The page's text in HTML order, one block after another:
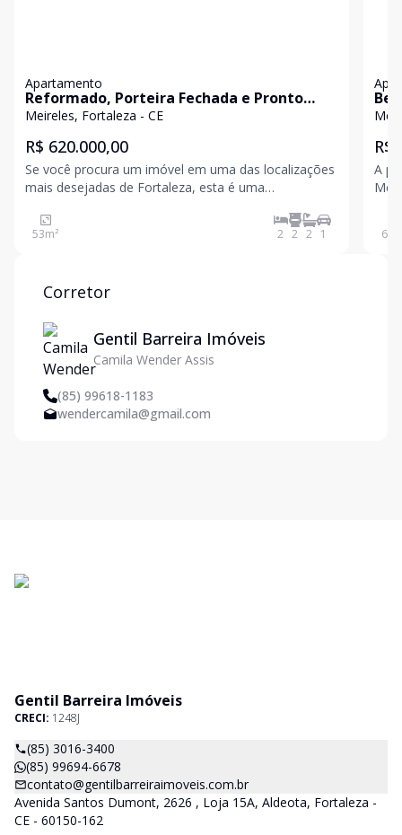
Apartamento
Reformado, Porteira Fechada e Pronto
para Morar ou Rentabilizar!
Meireles, Fortaleza - CE
R$ 620.000,00
Se você procura um imóvel em uma das localizações
mais desejadas de Fortaleza, esta é uma
Meireles, em frente ao Hoots e a poucos passos da
Beira-Mar, este apartamento reúne conforto,
53m² 2 2 2 1
R$
A
65
Corretor
Gentil Barreira Imóveis
Camila Wender Assis
(85) 99618-1183
wendercamila@gmail.com
Gentil Barreira Imóveis
CRECI: 1248J
(85) 3016-3400
(85) 99694-6678
contato@gentilbarreiraimoveis.com.br
Avenida Santos Dumont, 2626 , Loja 15A, Aldeota, Fortaleza -
CE - 60150-162